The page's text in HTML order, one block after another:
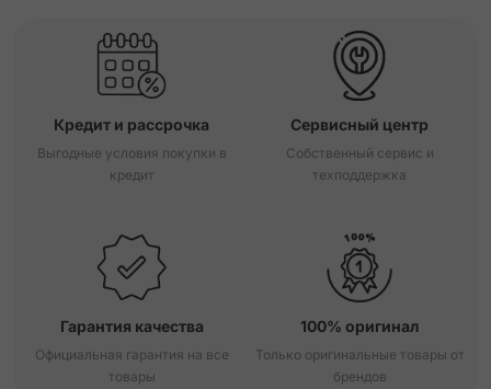
Кредит и рассрочка
Выгодные условия покупки в
кредит
Сервисный центр
Собственный сервис и
техподдержка
Гарантия качества
Официальная гарантия на все
товары
100% оригинал
Только оригинальные товары от
брендов